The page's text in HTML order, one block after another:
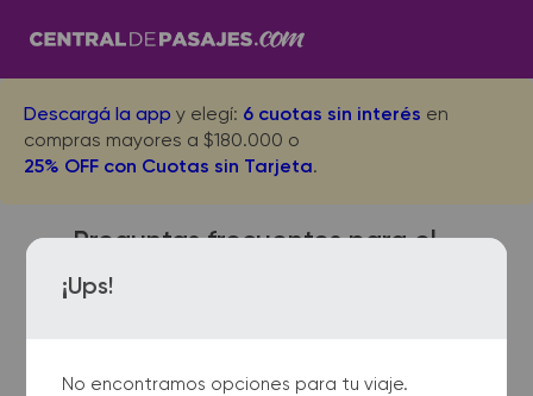
Descargá la app y elegí: 6 cuotas sin interés en
compras mayores a $180.000 o
25% OFF con Cuotas sin Tarjeta.
¡Ups!
No encontramos opciones para tu viaje.
Preguntas frecuentes para el
viaje desde Santiago del
Estero a Punta Alta